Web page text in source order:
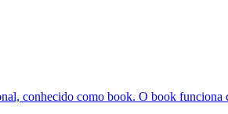
conhecido como book. O book